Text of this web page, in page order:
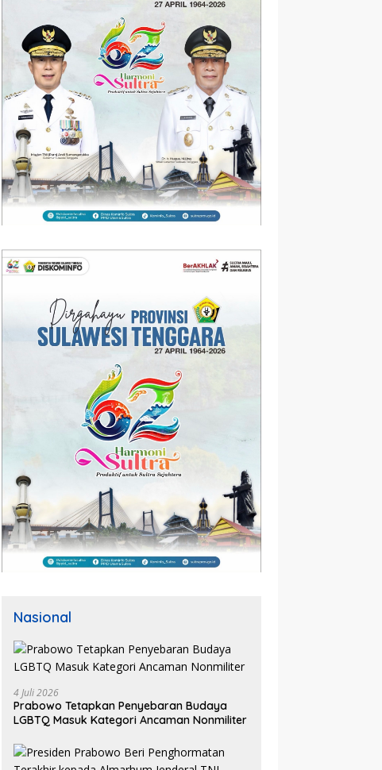
Nasional
4 Juli 2026
Prabowo Tetapkan Penyebaran Budaya
LGBTQ Masuk Kategori Ancaman Nonmiliter